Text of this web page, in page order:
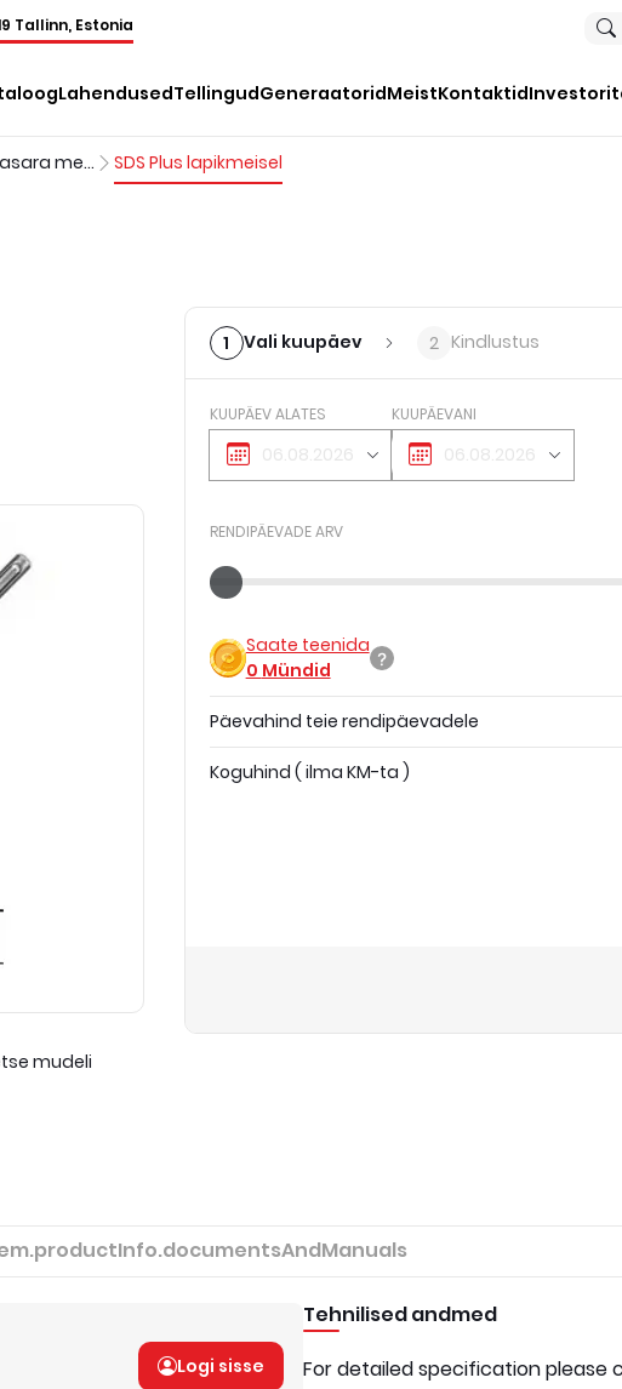
Tallinn, Estonia
LahendusedTellingudGeneraatoridMeistKontaktid
Betoonivasara meislikomplekt SDS Plus lapikmeisel
mudeli
1 Vali kuupäev 2 Kindlustus
KUUPÄEV ALATES KUUPÄEVANI
RENDIPÄEVADE ARV
Saate teenida
0 Mündid
Päevahind teie rendipäevadele
Koguhind ( ilma KM-ta )
Logi sisse
Tehnilised andmed
For detailed specification please